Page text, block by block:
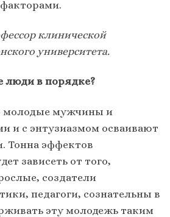
клинической
университета.
люди в порядке?
молодые мужчины и
и с энтузиазмом осваивают
Тонна эффектов
зависеть от того,
создатели
педагоги, сознательны в
эту молодежь таким